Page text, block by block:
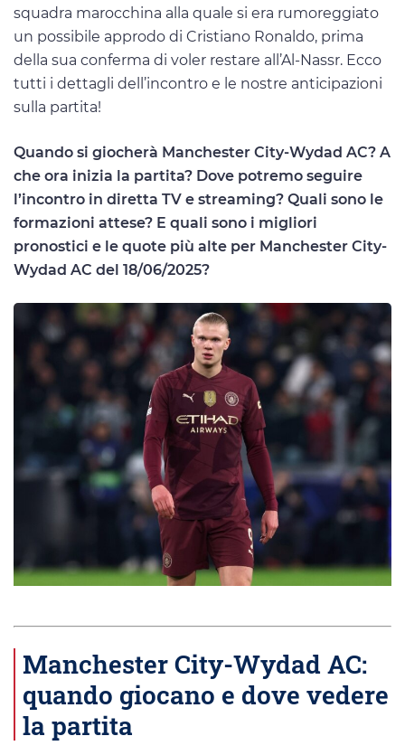
squadra marocchina alla quale si era rumoreggiato
un possibile approdo di Cristiano Ronaldo, prima
della sua conferma di voler restare all’Al-Nassr. Ecco
tutti i dettagli dell’incontro e le nostre anticipazioni
sulla partita!
Quando si giocherà Manchester City-Wydad AC? A
che ora inizia la partita? Dove potremo seguire
l’incontro in diretta TV e streaming? Quali sono le
formazioni attese? E quali sono i migliori
pronostici e le quote più alte per Manchester City-
Wydad AC del 18/06/2025?
Manchester City-Wydad AC:
quando giocano e dove vedere
la partita